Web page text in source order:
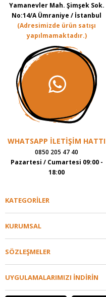
Yamanevler Mah. Şimşek Sok.
No:14/A Ümraniye / İstanbul
(Adresimizde ürün satışı
yapılmamaktadır.)
WHATSAPP İLETİŞİM HATTI
0850 205 47 40
Pazartesi / Cumartesi 09:00 -
18:00
KATEGORİLER
KURUMSAL
SÖZLEŞMELER
UYGULAMALARIMIZI İNDİRİN